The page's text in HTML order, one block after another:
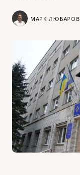
МАРК ЛЮБАРОВ